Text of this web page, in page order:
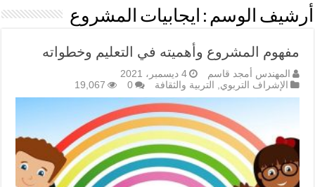
أرشيف الوسم : ايجابيات المشروع
مفهوم المشروع وأهميته في التعليم وخطواته
المهندس أمجد قاسم
4 ديسمبر، 2021
الإشراف التربوي, التربية والثقافة 0
19,067